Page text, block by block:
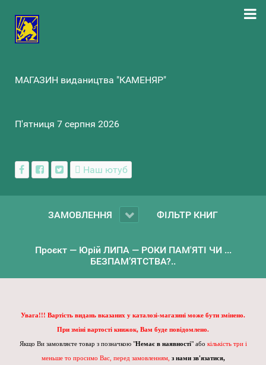
МАГАЗИН видаництва "КАМЕНЯР"
П'ятниця 7 серпня 2026
Наш ютуб
ЗАМОВЛЕННЯ ФІЛЬТР КНИГ
Проєкт — Юрій ЛИПА — РОКИ ПАМ'ЯТІ ЧИ ...
БЕЗПАМ’ЯТСТВА?..
Увага!!! Вартість видань вказаних у каталозі-магазині може бути змінено.
При зміні вартості книжок, Вам буде повідомлено.
Якщо Ви замовляєте товар з позначкою "Немає в наявності" або кількість три і
меньше то просимо Вас, перед замовленням, з нами зв'язатися,